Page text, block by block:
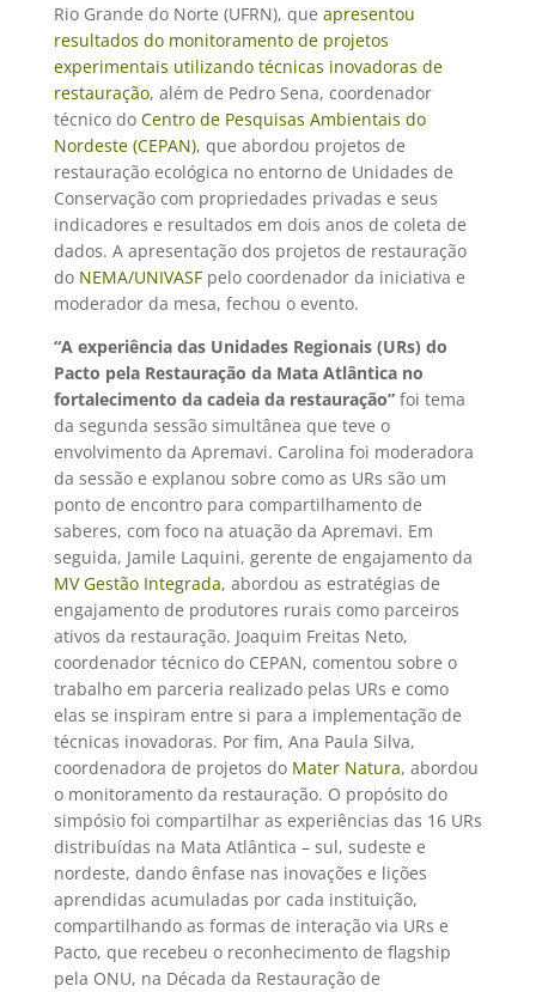
Rio Grande do Norte (UFRN), que apresentou
resultados do monitoramento de projetos
experimentais utilizando técnicas inovadoras de
restauração, além de Pedro Sena, coordenador
técnico do Centro de Pesquisas Ambientais do
Nordeste (CEPAN), que abordou projetos de
restauração ecológica no entorno de Unidades de
Conservação com propriedades privadas e seus
indicadores e resultados em dois anos de coleta de
dados. A apresentação dos projetos de restauração
do NEMA/UNIVASFpelo coordenador da iniciativa e
moderador da mesa, fechou o evento.
“A experiência das Unidades Regionais (URs) do
Pacto pela Restauração da Mata Atlântica no
fortalecimento da cadeia da restauração” foi tema
da segunda sessão simultânea que teve o
envolvimento da Apremavi. Carolina foi moderadora
da sessão e explanou sobre como as URs são um
ponto de encontro para compartilhamento de
saberes, com foco na atuação da Apremavi. Em
seguida, Jamile Laquini, gerente de engajamento da
MV Gestão Integrada, abordou as estratégias de
engajamento de produtores rurais como parceiros
ativos da restauração. Joaquim Freitas Neto,
coordenador técnico do CEPAN, comentou sobre o
trabalho em parceria realizado pelas URs e como
elas se inspiram entre si para a implementação de
técnicas inovadoras. Por fim, Ana Paula Silva,
coordenadora de projetos do Mater Natura, abordou
o monitoramento da restauração. O propósito do
simpósio foi compartilhar as experiências das 16 URs
distribuídas na Mata Atlântica – sul, sudeste e
nordeste, dando ênfase nas inovações e lições
aprendidas acumuladas por cada instituição,
compartilhando as formas de interação via URs e
Pacto, que recebeu o reconhecimento de flagship
pela ONU, na Década da Restauração de